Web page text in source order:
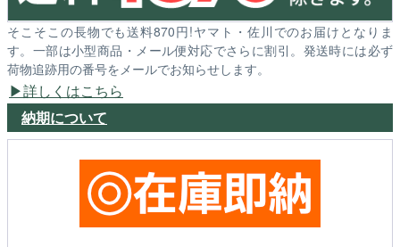
そこそこの長物でも送料870円!ヤマト・佐川でのお届けとなりま
す。一部は小型商品・メール便対応でさらに割引。発送時には必ず
荷物追跡用の番号をメールでお知らせします。
詳しくはこちら
納期について